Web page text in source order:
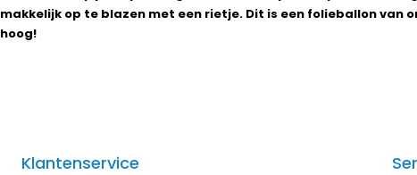
makkelijk op te blazen met een rietje. Dit is een folieballon van
hoog!
Klantenservice